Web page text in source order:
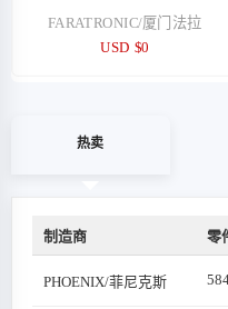
FARATRONIC/厦门法拉
USD $0
热卖
制造商 零
PHOENIX/菲尼克斯